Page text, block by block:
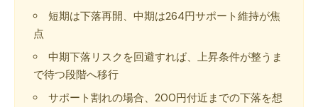
短期は下落再開、中期は264円サポート維持が焦
点
中期下落リスクを回避すれば、上昇条件が整うま
で待つ段階へ移行
サポート割れの場合、200円付近までの下落を想